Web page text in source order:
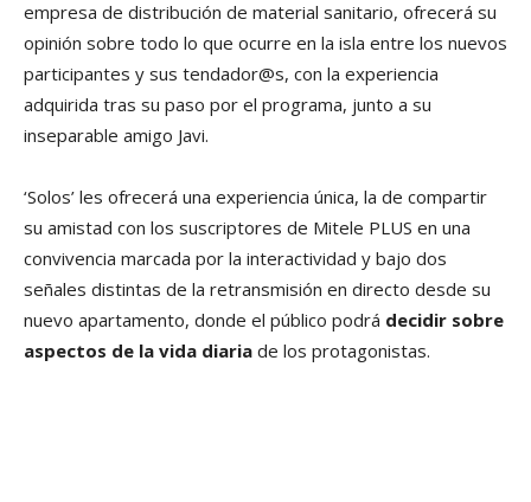
empresa de distribución de material sanitario, ofrecerá su
opinión sobre todo lo que ocurre en la isla entre los nuevos
participantes y sus tendador@s, con la experiencia
adquirida tras su paso por el programa, junto a su
inseparable amigo Javi.
‘Solos’ les ofrecerá una experiencia única, la de compartir
su amistad con los suscriptores de Mitele PLUS en una
convivencia marcada por la interactividad y bajo dos
señales distintas de la retransmisión en directo desde su
nuevo apartamento, donde el público podrá decidir sobre
aspectos de la vida diaria de los protagonistas.